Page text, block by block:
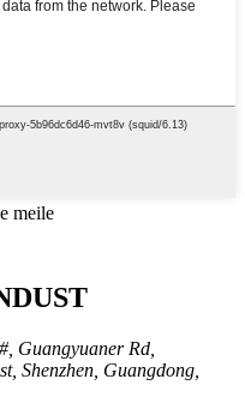
meile
Guangyuaner Rd,
Shenzhen, Guangdong,